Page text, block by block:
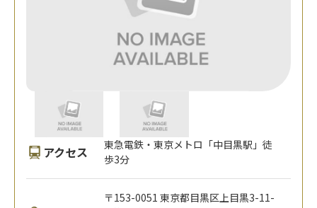
アクセス
東急電鉄・東京メトロ「中目黒駅」徒
歩3分
〒153-0051 東京都目黒区上目黒3-11-